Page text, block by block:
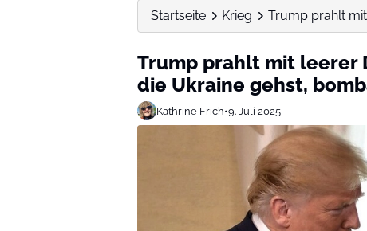
Startseite Krieg Trump prahlt mit
Trump prahlt mit leerer
die Ukraine gehst,
Kathrine Frich•9. Juli 2025